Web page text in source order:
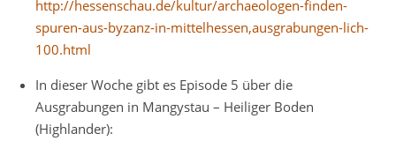
http://hessenschau.de/kultur/archaeologen-finden-
spuren-aus-byzanz-in-mittelhessen,ausgrabungen-lich-
100.html
In dieser Woche gibt es Episode 5 über die
Ausgrabungen in Mangystau – Heiliger Boden
(Highlander):